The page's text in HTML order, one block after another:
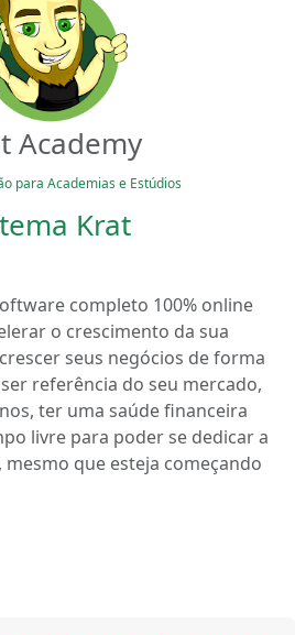
Academy
para Academias e Estúdios
Krat
completo 100% online
o crescimento da sua
seus negócios de forma
referência do seu mercado,
ter uma saúde financeira
livre para poder se dedicar a
que esteja começando